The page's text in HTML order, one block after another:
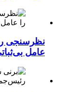
نظرسنجی
عامل